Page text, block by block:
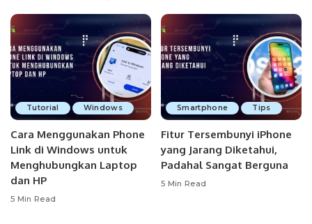
Tutorial Windows
Cara Menggunakan Phone
Link di Windows untuk
Menghubungkan Laptop
dan HP
5 Min Read
Smartphone Tips
Fitur Tersembunyi iPhone
yang Jarang Diketahui,
Padahal Sangat Berguna
5 Min Read